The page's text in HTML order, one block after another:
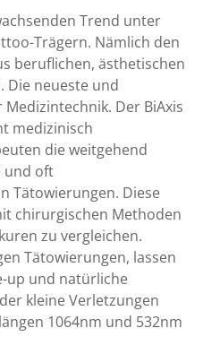
Trend unter
Trägern. Nämlich den
beruflichen, ästhetischen
Die neueste und
Der BiAxis
medizinisch
die weitgehend
und oft
Tätowierungen. Diese
chirurgischen Methoden
zu vergleichen.
Tätowierungen, lassen
up und natürliche
kleine Verletzungen
1064nm und 532nm